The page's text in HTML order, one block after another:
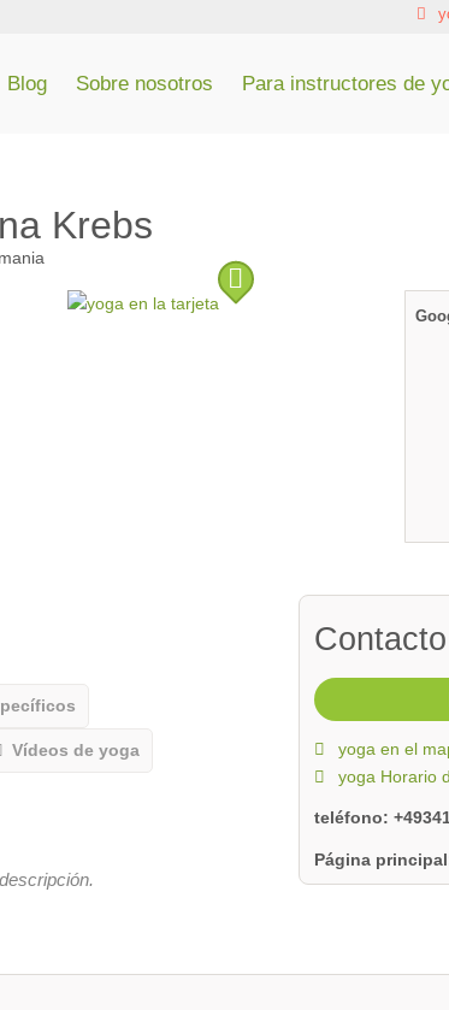
Blog Sobre nosotros Para instructores de
Krebs
Vídeos de yoga
Contacto
yoga en el
yoga Horario
teléfono:
Página